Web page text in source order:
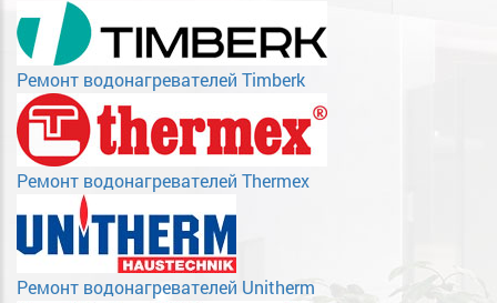
Ремонт водонагревателей Timberk
Ремонт водонагревателей Thermex
Ремонт водонагревателей Unitherm